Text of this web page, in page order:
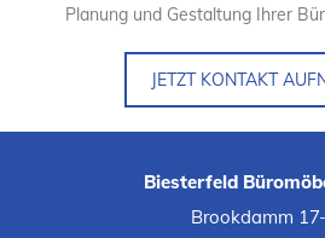
Planung und Gestaltung Ihrer
JETZT KONTAKT
Biesterfeld
Brookdamm